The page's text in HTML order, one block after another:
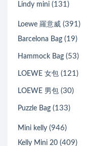
Lindy mini (131)
Loewe 羅意威 (391)
Barcelona Bag (19)
Hammock Bag (53)
LOEWE 女包 (121)
LOEWE 男包 (30)
Puzzle Bag (133)
Mini kelly (946)
Kelly Mini 20 (409)